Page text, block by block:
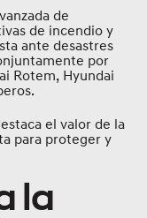
de
de incendio y
ante desastres
por
Rotem, Hyundai
el valor de la
para proteger y
la